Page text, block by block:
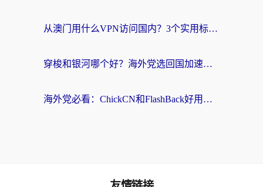
从澳门用什么VPN访问国内？3个实用标准帮你避开坑，无缝刷剧听歌
穿梭和银河哪个好？海外党选回国加速器的避坑指南，附番茄加速器实测体验
海外党必看：ChickCN和FlashBack好用吗？3招教你选对回国加速器（附云极、HomeCN、斧牛vs艾果对比）